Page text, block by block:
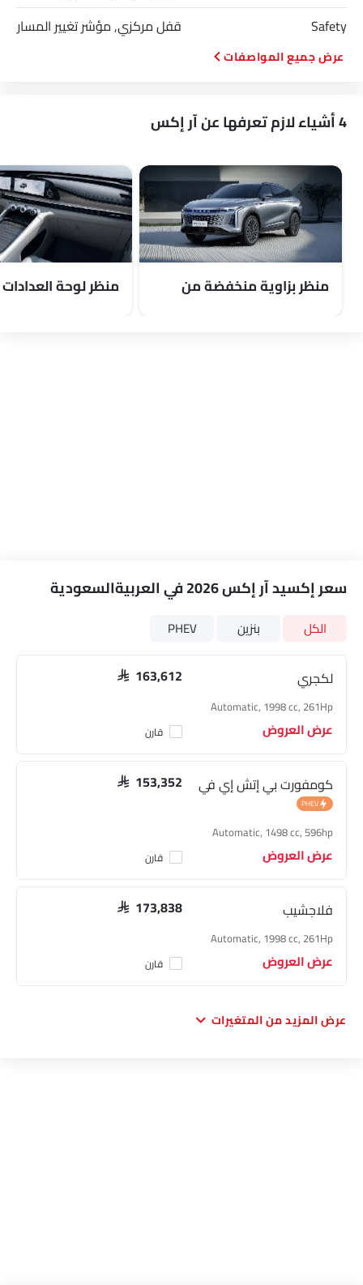
Safety
قفل مركزي, مؤشر تغيير المسار
المواصفات
4 أشياء لازم تعرفها عن آر إكس
منظر بزاوية منخفضة من
منظر لوحة العدادات
سعر إكسيد آر إكس 2026 في العربيةالسعودية
الكل بنزين PHEV
لكجري SAR 163,612
Automatic, 1998 cc, 261Hp
عرض العروض قارن
كومفورت بي إتش إي في
PHEV
SAR 153,352
Automatic, 1498 cc, 596hp
عرض العروض قارن
فلاجشيب SAR 173,838
Automatic, 1998 cc, 261Hp
عرض العروض قارن
عرض المزيد من المتغيرات